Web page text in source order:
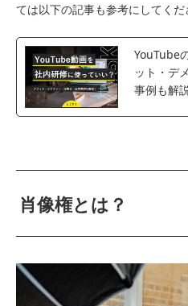
ては以下の記事も参考にしてくだ
YouTube
ット・デ
事例も解
肖像権とは？